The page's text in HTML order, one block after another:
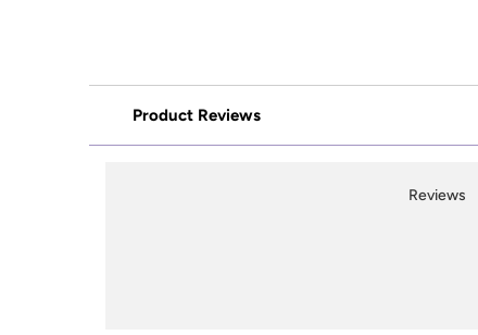
Product Reviews
Reviews